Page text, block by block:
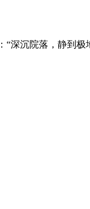
深沉院落，静到极